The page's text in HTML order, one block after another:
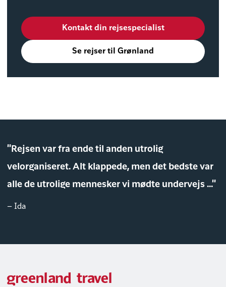
Kontakt din rejsespecialist
Se rejser til Grønland
"Rejsen var fra ende til anden utrolig
velorganiseret. Alt klappede, men det bedste var
alle de utrolige mennesker vi mødte undervejs ..."
– Ida